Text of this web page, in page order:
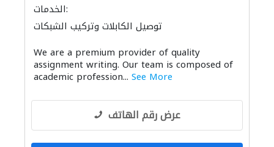
الخدمات:
توصيل الكابلات وتركيب الشبكات
We are a premium provider of quality
assignment writing. Our team is composed of
academic profession... See More
عرض رقم الهاتف